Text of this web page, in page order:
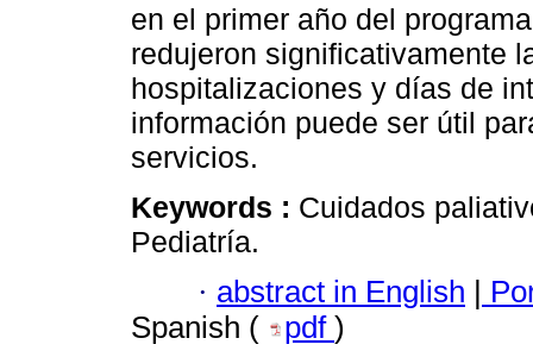
en el primer año del
redujeron significativamente
hospitalizaciones y días de
información puede ser útil
servicios.
Keywords : Cuidados
Pediatría.
· abstract in English
Spanish (
pdf )